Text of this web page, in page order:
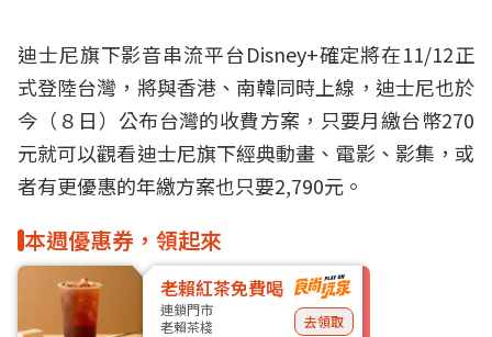
迪士尼旗下影音串流平台Disney+確定將在11/12正
式登陸台灣，將與香港、 南韓同時上線，迪士尼也於
今（８日）公布台灣的收費方案，只要月繳台幣270
元就可以觀看迪士尼旗下經典動畫 、電影、影集，或
者有更優惠的年繳方案也只要2,790元。
本週優惠券，領起來
老賴紅茶免費喝
連鎖門市
老賴茶棧
去領取